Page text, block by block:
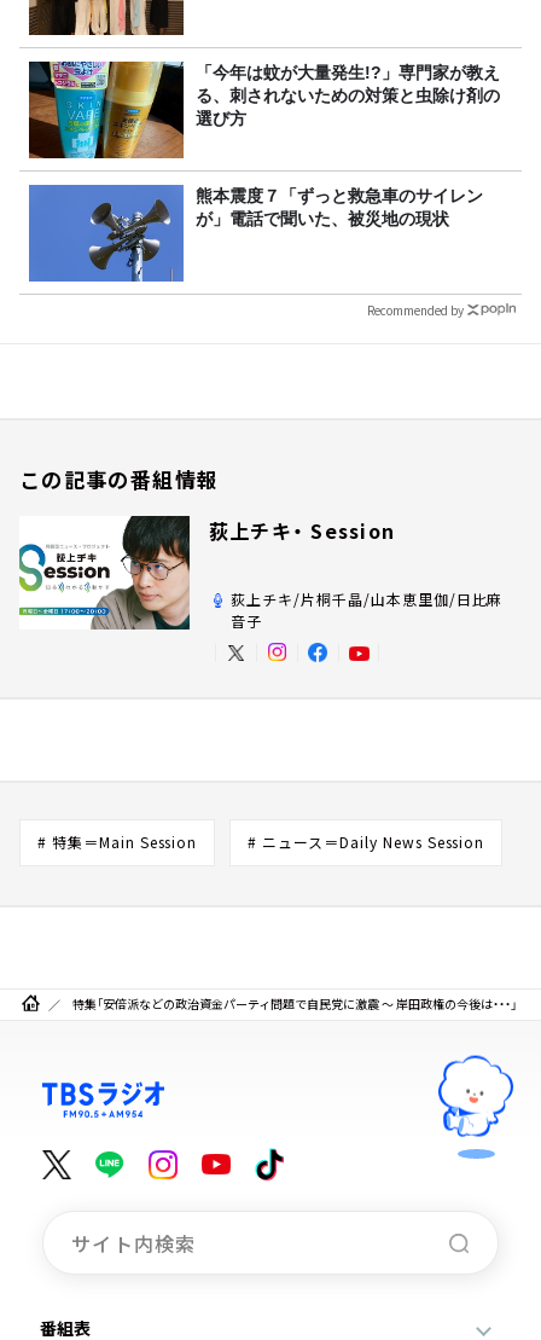
「今年は蚊が大量発生!?」専門家が教え
る、刺されないための対策と虫除け剤の
選び方
熊本震度７「ずっと救急車のサイレン
が」電話で聞いた、被災地の現状
Recommended by
この記事の番組情報
荻上チキ・ Session
荻上チキ/片桐千晶/山本恵里伽/日比麻
音子
# 特集＝Main Session # ニュース＝Daily News Session
特集「安倍派などの政治資金パーティ問題で自民党に激震 ～ 岸田政権の今後は・・・」
番組表